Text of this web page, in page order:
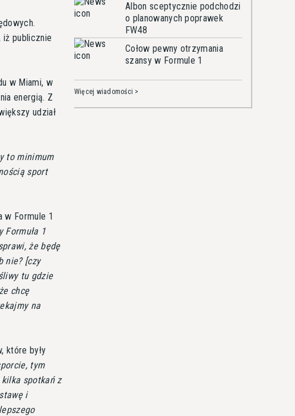
iż publicznie
w Miami, w
energią. Z
udział
to minimum
sport
w Formule 1
Formuła 1
że będę
nie? [czy
tu gdzie
chcę
na
które były
tym
spotkań z
i
Albon sceptycznie podchodzi
o planowanych poprawek
FW48
Cołow pewny otrzymania
szansy w Formule 1
Więcej wiadomości >